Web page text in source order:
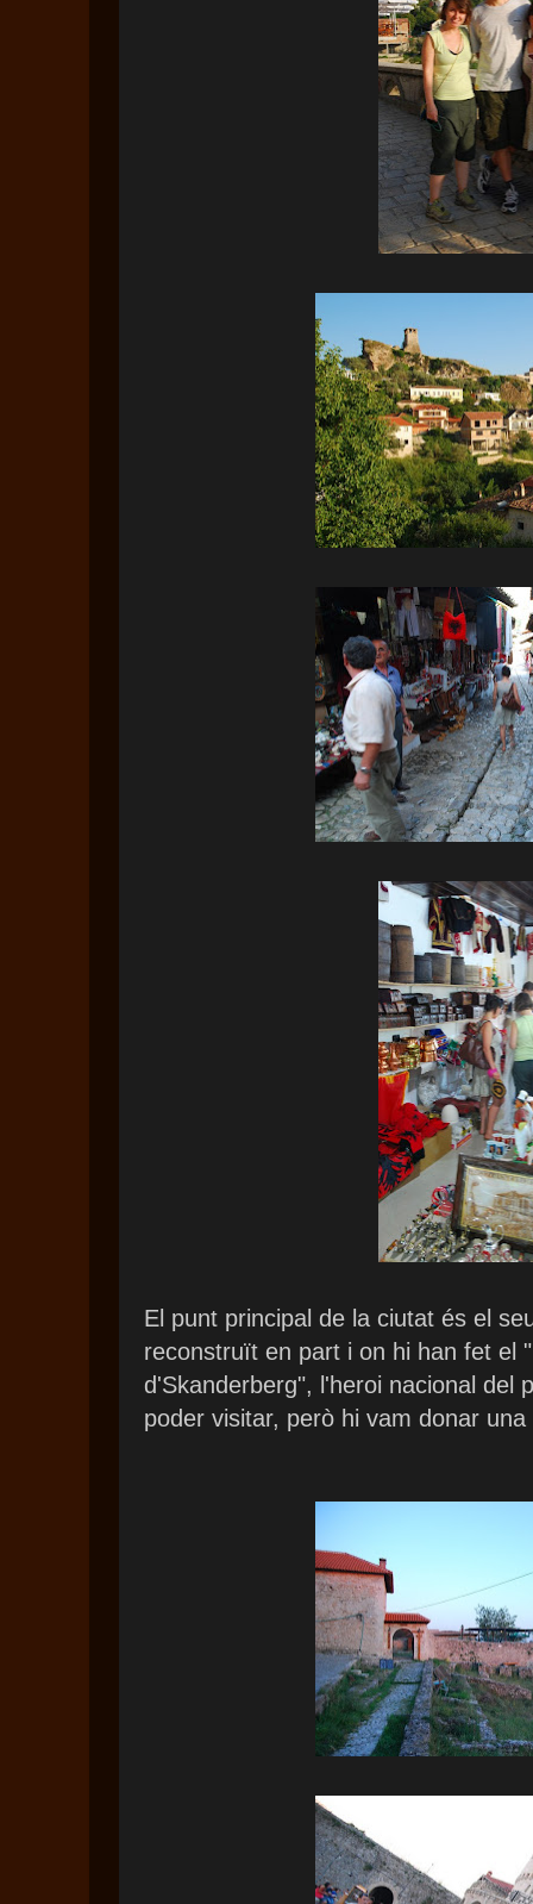
El punt principal de la ciutat és el
reconstruït en part i on hi han fet el
d'Skanderberg", l'heroi nacional del
poder visitar, però hi vam donar